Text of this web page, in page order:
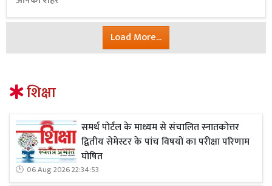
Load More...
शिक्षा
समर्थ पोर्टल के माध्यम से संचालित स्नातकोत्तर
द्वितीय सेमेस्टर के पांच विषयों का परीक्षा परिणाम
घोषित
06 Aug 2026 22:34:53